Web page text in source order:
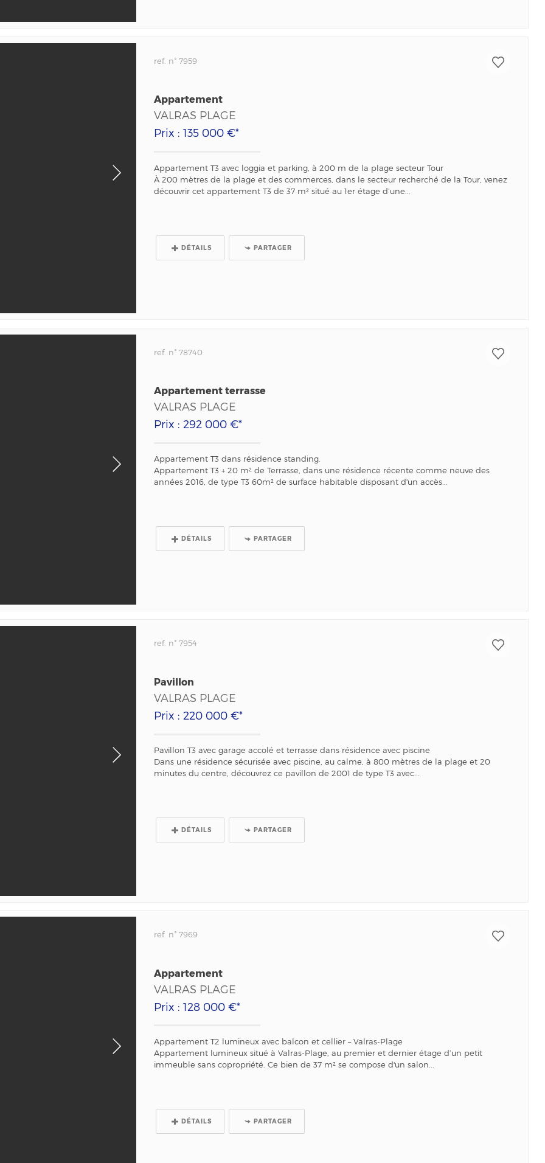
ref. n° 7959
Appartement
VALRAS PLAGE
Prix : 135 000 €*
Appartement T3 avec loggia et parking, à 200 m de la plage secteur Tour
À 200 mètres de la plage et des commerces, dans le secteur recherché de la Tour, venez
découvrir cet appartement T3 de 37 m² situé au 1er étage d’une...
DÉTAILS PARTAGER
ref. n° 78740
Appartement terrasse
VALRAS PLAGE
Prix : 292 000 €*
Appartement T3 dans résidence standing.
Appartement T3 + 20 m² de Terrasse, dans une résidence récente comme neuve des
années 2016, de type T3 60m² de surface habitable disposant d'un accès...
DÉTAILS PARTAGER
ref. n° 7954
Pavillon
VALRAS PLAGE
Prix : 220 000 €*
Pavillon T3 avec garage accolé et terrasse dans résidence avec piscine
Dans une résidence sécurisée avec piscine, au calme, à 800 mètres de la plage et 20
minutes du centre, découvrez ce pavillon de 2001 de type T3 avec...
DÉTAILS PARTAGER
ref. n° 7969
Appartement
VALRAS PLAGE
Prix : 128 000 €*
Appartement T2 lumineux avec balcon et cellier – Valras-Plage
Appartement lumineux situé à Valras-Plage, au premier et dernier étage d’un petit
immeuble sans copropriété. Ce bien de 37 m² se compose d'un salon...
DÉTAILS PARTAGER